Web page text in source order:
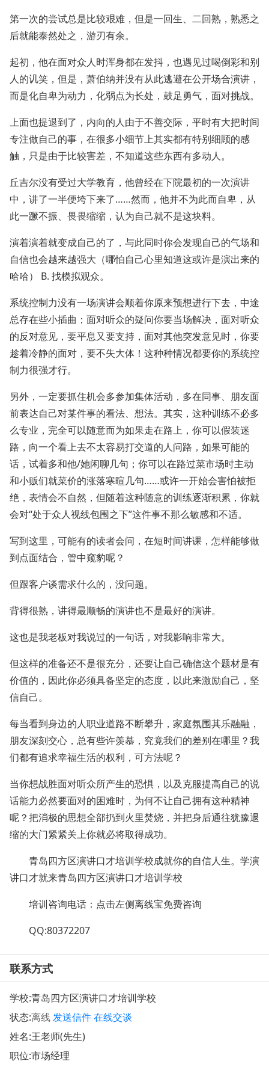
第一次的尝试总是比较艰难，但是一回生、二回熟，熟悉之
后就能泰然处之，游刃有余。
起初，他在面对众人时浑身都在发抖，也遇见过喝倒彩和别
人的讥笑，但是，萧伯纳并没有从此逃避在公开场合演讲，
而是化自卑为动力，化弱点为长处，鼓足勇气，面对挑战。
上面也提退到了，内向的人由于不善交际，平时有大把时间
专注做自己的事，在很多小细节上其实都有特别细顾的感
触，只是由于比较害差，不知道这些东西有多动人。
丘吉尔没有受过大学教育，他曾经在下院最初的一次演讲
中，讲了一半便垮下来了……然而，他并不为此而自卑，从
此一蹶不振、畏畏缩缩，认为自己就不是这块料。
演着演着就变成自己的了，与此同时你会发现自己的气场和
自信也会越来越强大（哪怕自己心里知道这或许是演出来的
哈哈） B. 找模拟观众。
系统控制力没有一场演讲会顺着你原来预想进行下去，中途
总存在些小插曲；面对听众的疑问你要当场解决，面对听众
的反对意见，要平息又要支持，面对其他突发意见时，你要
趁着冷静的面对，要不失大体！这种种情况都要你的系统控
制力很强才行。
另外，一定要抓住机会多参加集体活动，多在同事、朋友面
前表达自己对某件事的看法、想法。其实，这种训练不必多
么专业，完全可以随意而为如果走在路上，你可以假装迷
路，向一个看上去不太容易打交道的人问路，如果可能的
话，试着多和他/她闲聊几句；你可以在路过菜市场时主动
和小贩们就菜价的涨落寒暄几句……或许一开始会害怕被拒
绝，表情会不自然，但随着这种随意的训练逐渐积累，你就
会对“处于众人视线包围之下”这件事不那么敏感和不适。
写到这里，可能有的读者会问，在短时间讲课，怎样能够做
到点面结合，管中窥豹呢？
但跟客户谈需求什么的，没问题。
背得很熟，讲得最顺畅的演讲也不是最好的演讲。
这也是我老板对我说过的一句话，对我影响非常大。
但这样的准备还不是很充分，还要让自己确信这个题材是有
价值的，因此你必须具备坚定的态度，以此来激励自己，坚
信自己。
每当看到身边的人职业道路不断攀升，家庭氛围其乐融融，
朋友深刻交心，总有些许羡慕，究竟我们的差别在哪里？我
们都有追求幸福生活的权利，可方法呢？
当你想战胜面对听众所产生的恐惧，以及克服提高自己的说
话能力必然要面对的困难时，为何不让自己拥有这种精神
呢？把消极的思想全部扔到火里焚烧，并把身后通往犹豫退
缩的大门紧紧关上你就必将取得成功。
青岛四方区演讲口才培训学校成就你的自信人生。学演
讲口才就来青岛四方区演讲口才培训学校
培训咨询电话：点击左侧离线宝免费咨询
QQ:80372207
联系方式
学校:青岛四方区演讲口才培训学校
状态:离线发送信件在线交谈
姓名:王老师(先生)
职位:市场经理